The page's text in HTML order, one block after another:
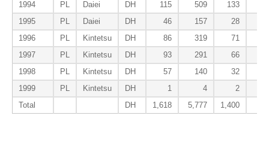
1994
PL Daiei DH 115 509 133
1995
PL Daiei DH 46 157
28
1996
PL Kintetsu DH 86 319 71
1997
PL Kintetsu DH 93 291 66
1998
PL Kintetsu DH 57 140
32
1999
PL Kintetsu DH 1 4
2
Total
DH 1,618 5,777 1,400